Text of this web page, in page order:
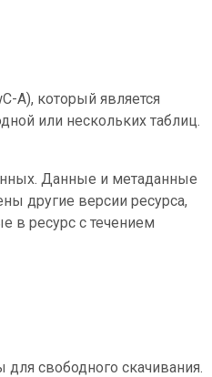
A), который является
или нескольких таблиц.
Данные и метаданные
другие версии ресурса,
в ресурс с течением
свободного скачивания.